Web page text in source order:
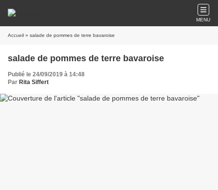
MENU
Accueil » salade de pommes de terre bavaroise
salade de pommes de terre bavaroise
Publié le 24/09/2019 à 14:48
Par Rita Siffert